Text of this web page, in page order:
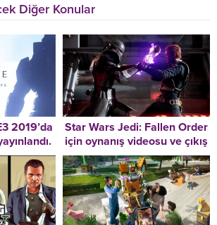
Diğer Konular
2019’da
Star Wars Jedi: Fallen Order
için oynanış videosu ve çıkış
tarihi paylaşıldı